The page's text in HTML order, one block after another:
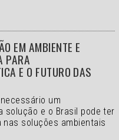
EM AMBIENTE E
PARA
E O FUTURO DAS
um
solução e o Brasil pode ter
nas soluções ambientais